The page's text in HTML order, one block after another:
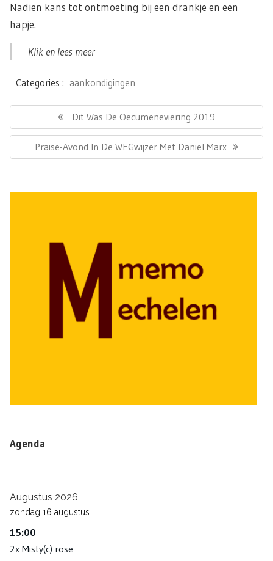
Nadien kans tot ontmoeting bij een drankje en een
hapje.
Klik en lees meer
Categories : aankondigingen
Previous
Post:
Dit Was De Oecumeneviering 2019
Next
Post:
Praise-Avond In De WEGwijzer Met Daniel Marx
Agenda
Augustus 2026
zondag 16 augustus
15:00
2x Misty(c) rose